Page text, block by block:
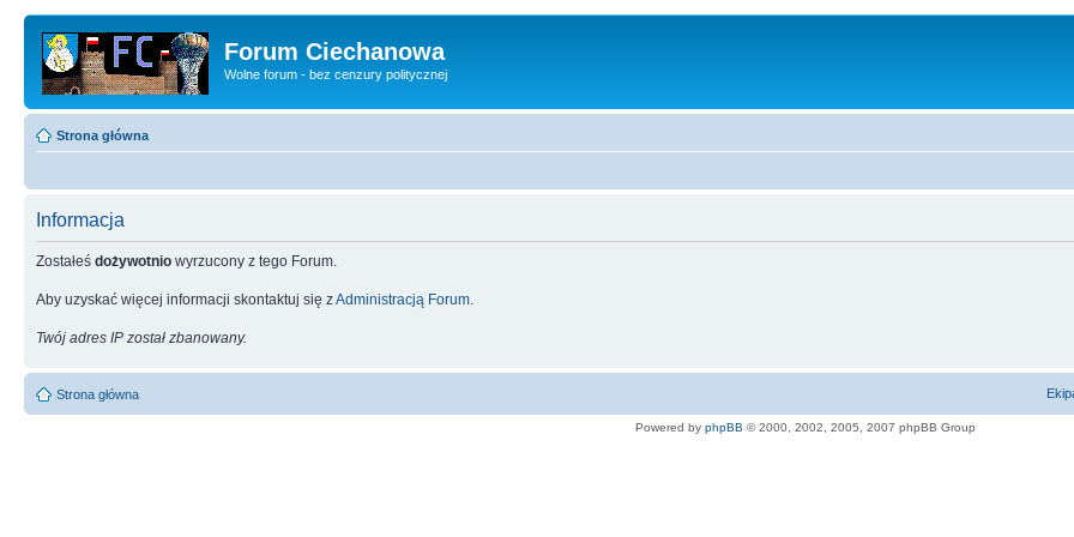
Forum Ciechanowa
Wolne forum - bez cenzury politycznej
Strona główna
Informacja
Zostałeś dożywotnio wyrzucony z tego Forum.
Aby uzyskać więcej informacji skontaktuj się zAdministracją Forum
Twój adres IP został zbanowany.
Strona główna
Powered by phpBB © 2000, 2002, 2005, 2007 phpBB Group